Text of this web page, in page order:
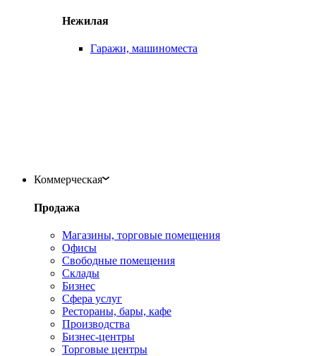
Нежилая
Гаражи, машиноместа
Коммерческая
Продажа
Магазины, торговые помещения
Офисы
Свободные помещения
Склады
Бизнес
Сфера услуг
Рестораны, бары, кафе
Производства
Бизнес-центры
Торговые центры